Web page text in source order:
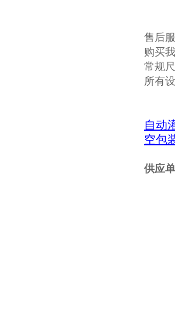
售后
购买
常规
所有
自动
空包
供应